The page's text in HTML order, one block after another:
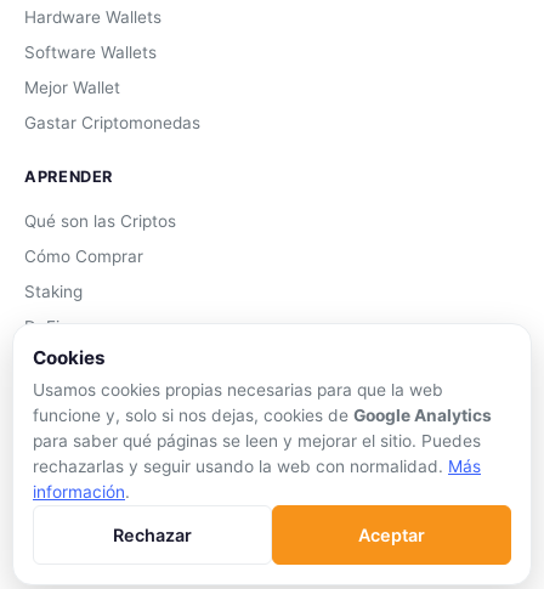
Hardware Wallets
Software Wallets
Mejor Wallet
Gastar Criptomonedas
APRENDER
Qué son las Criptos
Cómo Comprar
Staking
DeFi
Trading
Glosario
EMPRESA
Sobre Nosotros
Cómo nos financiamos
Cookies
Usamos cookies propias necesarias para que la web
funcione y, solo si nos dejas, cookies de Google Analytics
para saber qué páginas se leen y mejorar el sitio. Puedes
rechazarlas y seguir usando la web con normalidad. Más
información.
Rechazar Aceptar